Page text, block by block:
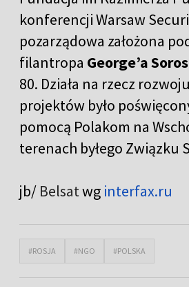
konferencji Warsaw
pozarządowa założona
filantropa George’a
80. Działa na rzecz
projektów było
pomocą Polakom na
terenach byłego Związku
jb/ Belsatwg interfax.ru
#ROSJA #NGO #POLSKA